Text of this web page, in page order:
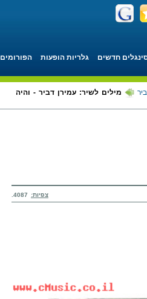
חדשים גלריות הופעות הפורומים
מילים לשיר: עמירן דביר - והיה
צפיות: